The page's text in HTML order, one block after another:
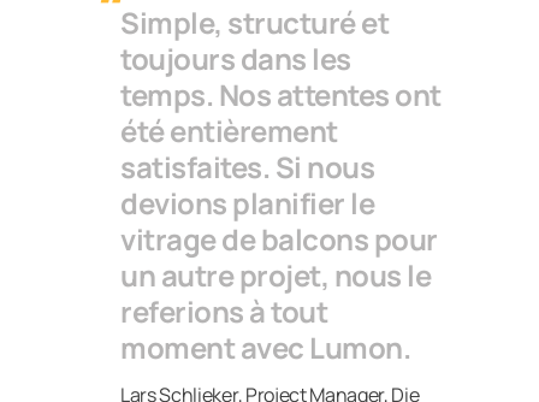
Simple, structuré et
toujours dans les
temps. Nos attentes ont
été entièrement
satisfaites. Si nous
devions planifier le
vitrage de balcons pour
un autre projet, nous le
referions à tout
moment avec Lumon.
Lars Schlieker, Project Manager, Die